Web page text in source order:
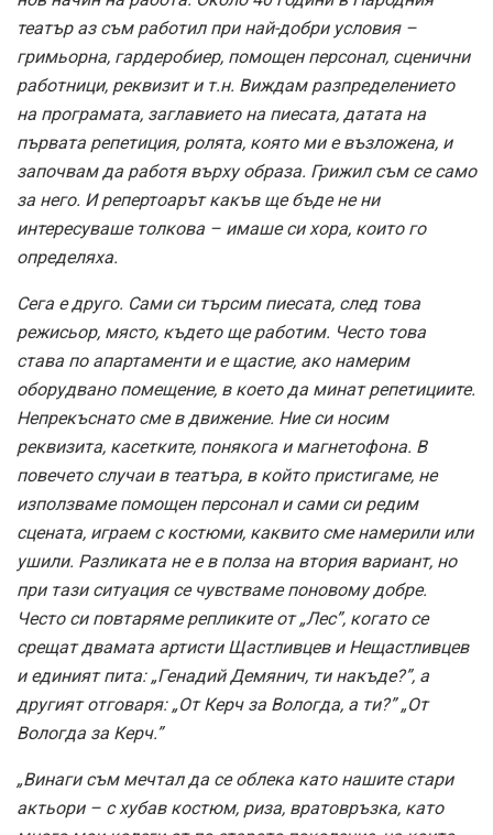
театър аз съм работил при най-добри условия –
гримьорна, гардеробиер, помощен персонал, сценични
работници, реквизит и т.н. Виждам разпределението
на програмата, заглавието на пиесата, датата на
първата репетиция, ролята, която ми е възложена, и
започвам да работя върху образа. Грижил съм се само
за него. И репертоарът какъв ще бъде не ни
интересуваше толкова – имаше си хора, които го
определяха.
Сега е друго. Сами си търсим пиесата, след това
режисьор, място, където ще работим. Често това
става по апартаменти и е щастие, ако намерим
оборудвано помещение, в което да минат репетициите.
Непрекъснато сме в движение. Ние си носим
реквизита, касетките, понякога и магнетофона. В
повечето случаи в театъра, в който пристигаме, не
използваме помощен персонал и сами си редим
сцената, играем с костюми, каквито сме намерили или
ушили. Разликата не е в полза на втория вариант, но
при тази ситуация се чувстваме поновому добре.
Често си повтаряме репликите от „Лес”, когато се
срещат двамата артисти Щастливцев и Нещастливцев
и единият пита: „Генадий Демянич, ти накъде?”, а
другият отговаря: „От Керч за Вологда, а ти?” „От
Вологда за Керч.”
„Винаги съм мечтал да се облека като нашите стари
актьори – с хубав костюм, риза, вратовръзка, като